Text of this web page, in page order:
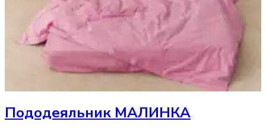
Пододеяльник МАЛИНКА